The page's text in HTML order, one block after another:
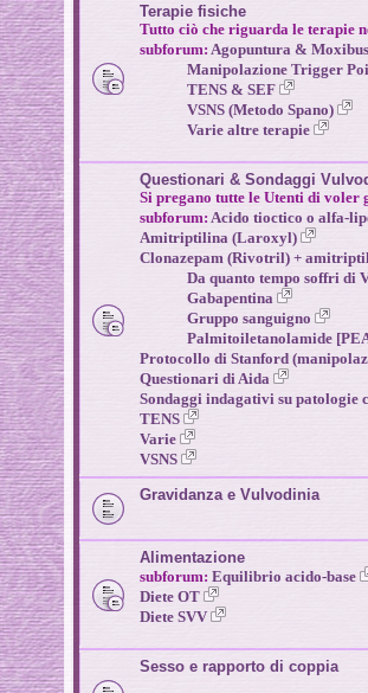
Terapie fisiche
Tutto ciò che riguarda le terapie
subforum: Agopuntura &
Manipolazione Trigger
TENS & SEF
VSNS (Metodo Spano)
Varie altre terapie
Questionari & Sondaggi
Si pregano tutte le Utenti di voler
subforum: Acido tioctico o alfa-
Amitriptilina (Laroxyl)
Clonazepam (Rivotril) +
Da quanto tempo soffri di
Gabapentina
Gruppo sanguigno
Palmitoiletanolamide
Protocollo di Stanford
Questionari di Aida
Sondaggi indagativi su patologie
TENS
Varie
VSNS
Gravidanza e Vulvodinia
Alimentazione
subforum: Equilibrio acido-base
Diete OT
Diete SVV
Sesso e rapporto di coppia